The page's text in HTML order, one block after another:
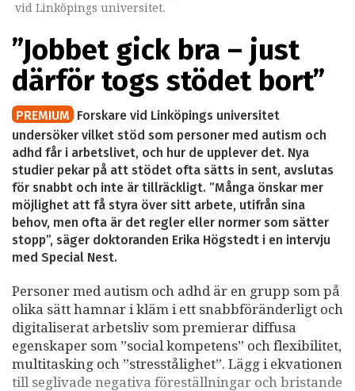
vid Linköpings universitet.
”Jobbet gick bra – just
därför togs stödet bort”
PREMIUM Forskare vid Linköpings universitet
undersöker vilket stöd som personer med autism och
adhd får i arbetslivet, och hur de upplever det. Nya
studier pekar på att stödet ofta sätts in sent, avslutas
för snabbt och inte är tillräckligt. ”Många önskar mer
möjlighet att få styra över sitt arbete, utifrån sina
behov, men ofta är det regler eller normer som sätter
stopp”, säger doktoranden Erika Högstedt i en intervju
med Special Nest.
Personer med autism och adhd är en grupp som på
olika sätt hamnar i kläm i ett snabbföränderligt och
digitaliserat arbetsliv som premierar diffusa
egenskaper som ”social kompetens” och flexibilitet,
multitasking och ”stresstålighet”. Lägg i ekvationen
till seglivade negativa föreställningar och bristande